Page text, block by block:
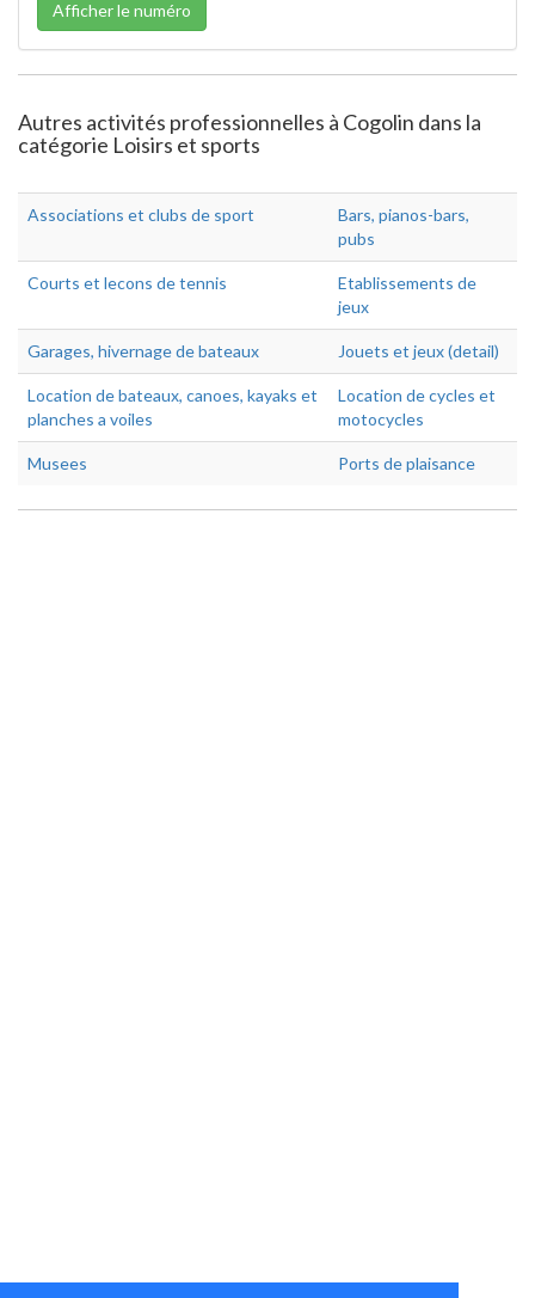
Afficher le numéro
Autres activités professionnelles à Cogolin dans la
catégorie Loisirs et sports
Associations et clubs de sport
Bars, pianos-bars,
pubs
Courts et lecons de tennis
Etablissements de
jeux
Garages, hivernage de bateaux Jouets et jeux (detail)
Location de bateaux, canoes, kayaks et
planches a voiles
Location de cycles et
motocycles
Musees Ports de plaisance